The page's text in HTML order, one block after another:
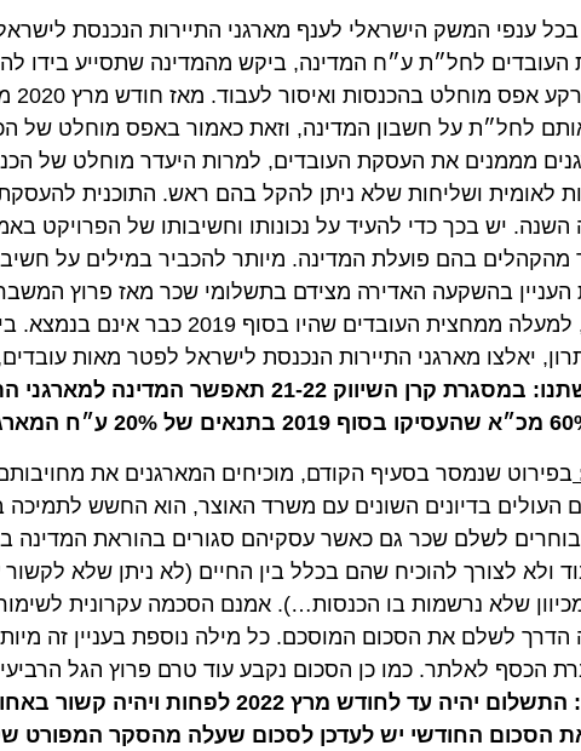
ענפי המשק הישראלי לענף מארגני התיירות הנכנסת לישראל,
מיותר לציין
לחל״ת על חשבון המדינה, וזאת כאמור באפס מוחלט של
מממנים את העסקת העובדים, למרות היעדר מוחלט של
ושליחות שלא ניתן להקל בהם ראש. התוכנית להעסקת
יש בכך כדי להעיד על נכונותו וחשיבותו של הפרויקט
בהם פועלת המדינה. מיותר להכביר במילים על חשיבות
בהשקעה האדירה מצידם בתשלומי שכר מאז פרוץ המשבר
מארגני התיירות הנכנסת לישראל לפטר מאות עובדים,
בקשתנו: במסגרת קרן השיווק 21-22 תאפשר
שנמסר בסעיף הקודם, מוכיחים המארגנים את מחויבותם
בדיונים השונים עם משרד האוצר, הוא החשש לתמיכה
שמאז חודש מרץ 2020 בוחרים לשלם שכר גם כאשר עסקיהם סגורים בהוראת
לצורך להוכיח שהם בכלל בין החיים (לא ניתן שלא לקשור
את הסכום המוסכם. כל מילה נוספת בעניין זה מיותרת
לאלתר. כמו כן הסכום נקבע עוד טרם פרוץ הגל הרביעי.
בקשתנו: התשלום יהיה עד לחודש מרץ 2022
החודשי יש לעדכן לסכום שעלה מהסקר המפורט